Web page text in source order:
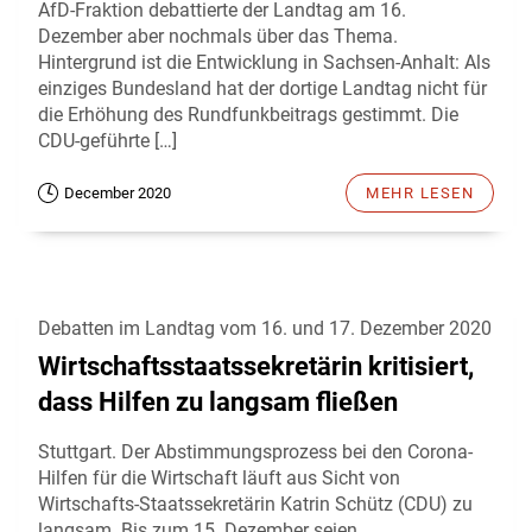
AfD-Fraktion debattierte der Landtag am 16.
Dezember aber nochmals über das Thema.
Hintergrund ist die Entwicklung in Sachsen-Anhalt: Als
einziges Bundesland hat der dortige Landtag nicht für
die Erhöhung des Rundfunkbeitrags gestimmt. Die
CDU-geführte […]
December 2020 MEHR LESEN
Debatten im Landtag vom 16. und 17. Dezember 2020
Wirtschaftsstaatssekretärin kritisiert,
dass Hilfen zu langsam fließen
Stuttgart. Der Abstimmungsprozess bei den Corona-
Hilfen für die Wirtschaft läuft aus Sicht von
Wirtschafts-Staatssekretärin Katrin Schütz (CDU) zu